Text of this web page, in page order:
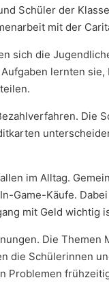
Schüler der
mit der
sich die
lernten sie,
Die
im Alltag.
Game-Käufe.
mit Geld wichtig
Die Themen
die Schülerinnen
Problemen